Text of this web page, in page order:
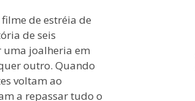
de estréia de
de seis
joalheria em
outro. Quando
voltam ao
a repassar tudo o